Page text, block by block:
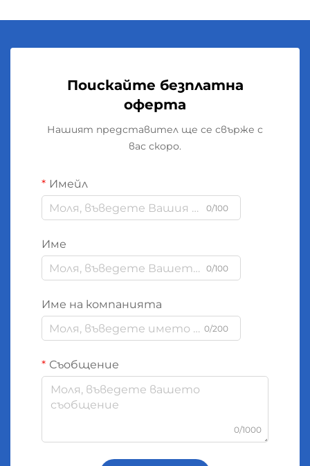
Поискайте безплатна
оферта
Нашият представител ще се свърже с
вас скоро.
Имейл
0/100
Име
0/100
Име на компанията
0/200
Съобщение
0/1000